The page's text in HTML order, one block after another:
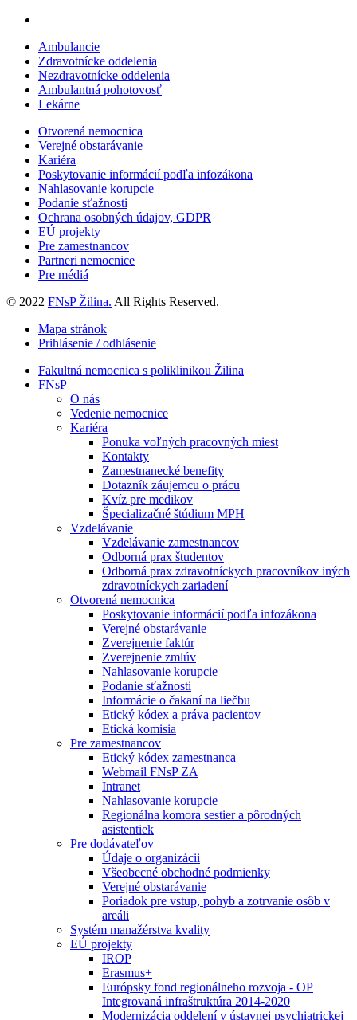
Ambulancie
Zdravotnícke oddelenia
Nezdravotnícke oddelenia
Ambulantná pohotovosť
Lekárne
Otvorená nemocnica
Verejné obstarávanie
Kariéra
Poskytovanie informácií podľa infozákona
Nahlasovanie korupcie
Podanie sťažnosti
Ochrana osobných údajov, GDPR
EÚ projekty
Pre zamestnancov
Partneri nemocnice
Pre médiá
© 2022 FNsP Žilina. All Rights Reserved.
Mapa stránok
Prihlásenie / odhlásenie
Fakultná nemocnica s poliklinikou Žilina
FNsP
O nás
Vedenie nemocnice
Kariéra
Ponuka voľných pracovných miest
Kontakty
Zamestnanecké benefity
Dotazník záujemcu o prácu
Kvíz pre medikov
Špecializačné štúdium MPH
Vzdelávanie
Vzdelávanie zamestnancov
Odborná prax študentov
Odborná prax zdravotníckych pracovníkov iných
zdravotníckych zariadení
Otvorená nemocnica
Poskytovanie informácií podľa infozákona
Verejné obstarávanie
Zverejnenie faktúr
Zverejnenie zmlúv
Nahlasovanie korupcie
Podanie sťažnosti
Informácie o čakaní na liečbu
Etický kódex a práva pacientov
Etická komisia
Pre zamestnancov
Etický kódex zamestnanca
Webmail FNsP ZA
Intranet
Nahlasovanie korupcie
Regionálna komora sestier a pôrodných
asistentiek
Pre dodávateľov
Údaje o organizácii
Všeobecné obchodné podmienky
Verejné obstarávanie
Poriadok pre vstup, pohyb a zotrvanie osôb v
areáli
Systém manažérstva kvality
EÚ projekty
IROP
Erasmus+
Európsky fond regionálneho rozvoja - OP
Integrovaná infraštruktúra 2014-2020
Modernizácia oddelení v ústavnej psychiatrickej